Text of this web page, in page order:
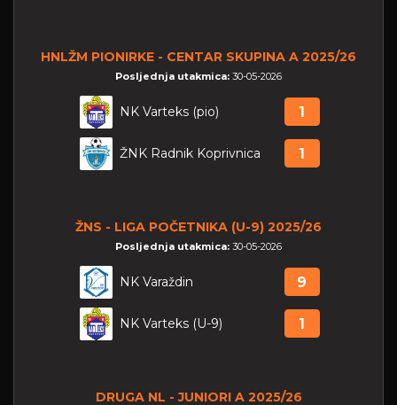
HNLŽM PIONIRKE - CENTAR SKUPINA A 2025/26
Posljednja utakmica: 30-05-2026
NK Varteks (pio) 1
ŽNK Radnik Koprivnica 1
ŽNS - LIGA POČETNIKA (U-9) 2025/26
Posljednja utakmica: 30-05-2026
NK Varaždin 9
NK Varteks (U-9) 1
DRUGA NL - JUNIORI A 2025/26